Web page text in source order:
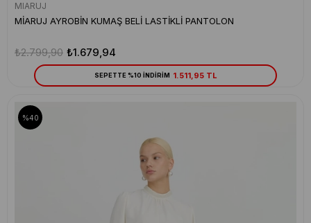
MIARUJ
MİARUJ AYROBİN KUMAŞ BELİ LASTİKLİ PANTOLON
₺1.679,94
₺2.799,90
SEPETTE %10 İNDİRİM 1.511,95 TL
%40